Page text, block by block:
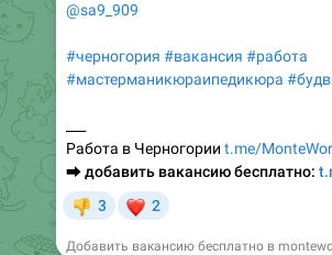
@sa9_909
#черногория #вакансия #работа
#мастерманикюраипедикюра
Работа в Черногории t.me/
⮕добавить вакансию бесплатно:
3 2
Добавить вакансию бесплатно в